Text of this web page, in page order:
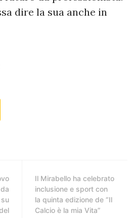
dire la sua anche in
Il Mirabello ha celebrato
inclusione e sport con
la quinta edizione de “Il
Calcio è la mia Vita”